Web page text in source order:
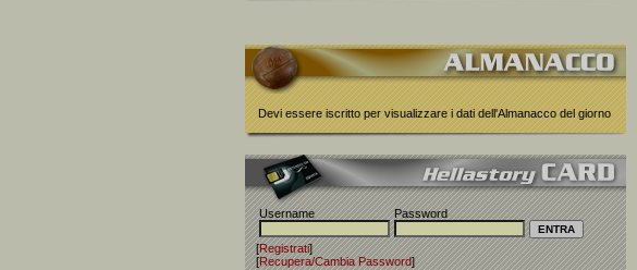
Devi essere iscritto per visualizzare i dati dell'Almanacco del giorno
Username Password
[Registrati]
[Recupera/Cambia Password]